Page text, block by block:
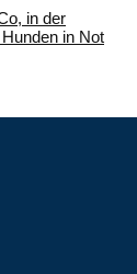
in der
in Not